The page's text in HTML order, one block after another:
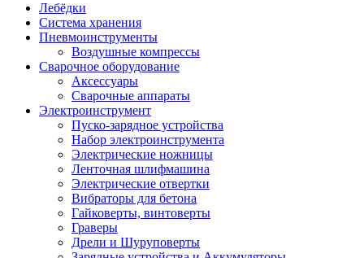
Лебёдки
Система хранения
Пневмоинструменты
Воздушные компрессы
Сварочное оборудование
Аксессуары
Сварочные аппараты
Электроинструмент
Пуско-зарядное устройства
Набор электроинструмента
Электрические ножницы
Ленточная шлифмашина
Электрические отвертки
Вибраторы для бетона
Гайковерты, винтоверты
Граверы
Дрели и Шуруповерты